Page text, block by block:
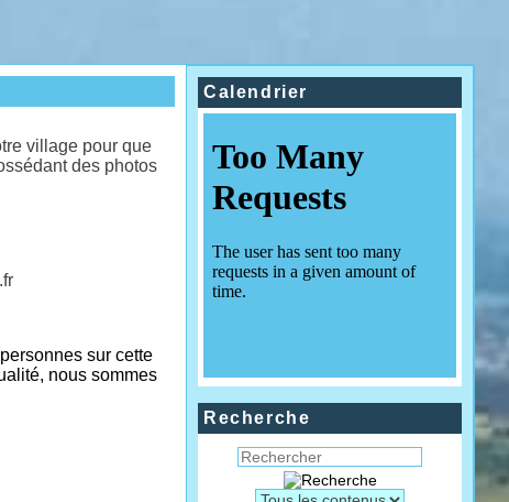
village pour que
des photos
sur cette
nous sommes
Calendrier
Recherche